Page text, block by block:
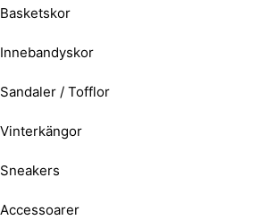
Basketskor
Innebandyskor
Sandaler / Tofflor
Vinterkängor
Sneakers
Accessoarer